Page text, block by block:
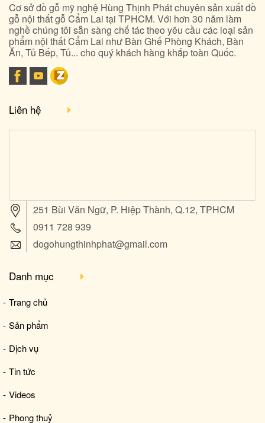
Cơ sở đồ gỗ mỹ nghệ Hùng Thịnh Phát chuyên sản xuất đồ
gỗ nội thất gỗ Cẩm Lai tại TPHCM. Với hơn 30 năm làm
nghề chúng tôi sẵn sàng chế tác theo yêu cầu các loại sản
phẩm nội thất Cẩm Lai như Bàn Ghế Phòng Khách, Bàn
Ăn, Tủ Bếp, Tủ... cho quý khách hàng khắp toàn Quốc.
Liên hệ
251 Bùi Văn Ngữ, P. Hiệp Thành, Q.12, TPHCM
0911 728 939
dogohungthinhphat@gmail.com
Danh mục
Trang chủ
Sản phẩm
Dịch vụ
Tin tức
Videos
Phong thuỷ